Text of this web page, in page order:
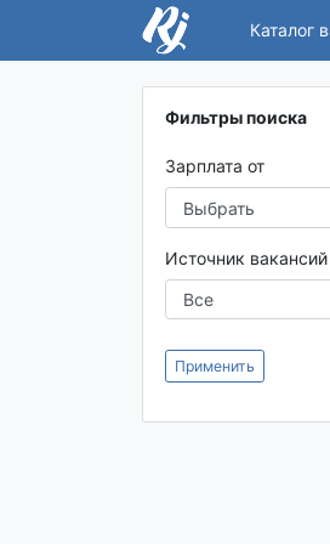
Каталог
Фильтры поиска
Зарплата от
Источник вакансий
Применить